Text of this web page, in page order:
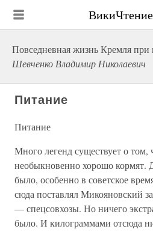
ВикиЧтение
Повседневная жизнь Кремля при
Шевченко Владимир Николаевич
Питание
Питание
Много легенд существует о том,
необыкновенно хорошо кормят.
было, особенно в советское
сюда поставлял Микояновский
— спецсовхозы. Но ничего
было. И килограммами отсюда